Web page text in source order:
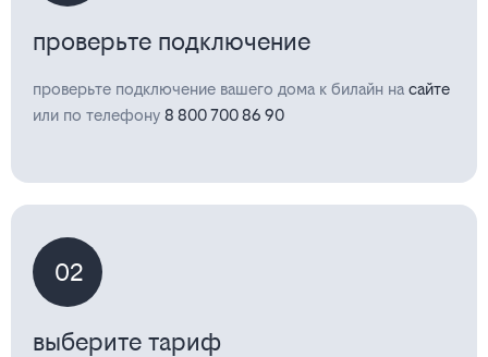
проверьте подключение
проверьте подключение вашего дома к билайн на сайте
или по телефону 8 800 700 86 90
02
выберите тариф